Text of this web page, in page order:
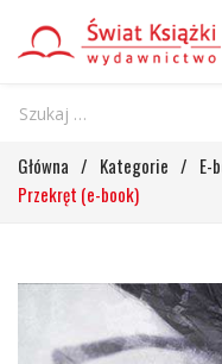
Główna / Kategorie / E-
Przekręt (e-book)